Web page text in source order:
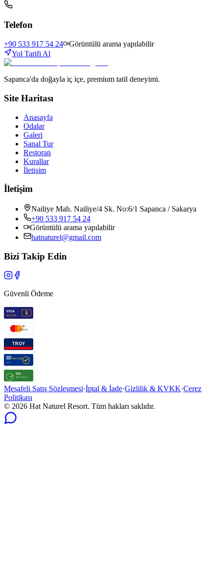
Telefon
+90 533 917 54 24
Görüntülü arama yapılabilir
Yol Tarifi Al
Sapanca'da doğayla iç içe, premium tatil deneyimi.
Site Haritası
Anasayfa
Odalar
Galeri
Sanal Tur
Restoran
Kurallar
İletişim
İletişim
Nailiye Mah. Nailiye/4 Sk. No:6/1 Sapanca / Sakarya
+90 533 917 54 24
Görüntülü arama yapılabilir
hatnaturel@gmail.com
Bizi Takip Edin
Güvenli Ödeme
Mesafeli Satış Sözleşmesi·İptal & İade·Gizlilik & KVKK·Çerez
Politikası
© 2026 Hat Naturel Resort. Tüm hakları saklıdır.